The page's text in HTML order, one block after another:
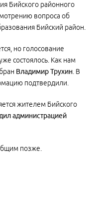
Бийского районного
вопроса об
Бийский район.
но голосование
состоялось. Как нам
Владимир Трухин . В
подтвердили.
жителем Бийского
администрацией
позже.